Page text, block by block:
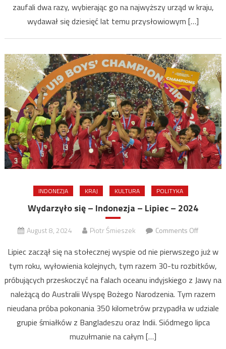
…
Joko
Widodo.
zaufali dwa razy, wybierając go na najwyższy urząd w kraju,
wydawał się dziesięć lat temu przysłowiowym […]
INDONEZJA KRAJ KULTURA POLITYKA
Wydarzyło się – Indonezja – Lipiec – 2024
August 8, 2024 Piotr Śmieszek Comments Offon
się
–
–
Lipiec
Lipiec zaczął się na stołecznej wyspie od nie pierwszego już w
tym roku, wyłowienia kolejnych, tym razem 30-tu rozbitków,
próbujących przeskoczyć na falach oceanu indyjskiego z Jawy na
należącą do Australii Wyspę Bożego Narodzenia. Tym razem
nieudana próba pokonania 350 kilometrów przypadła w udziale
grupie śmiałków z Bangladeszu oraz Indii. Siódmego lipca
muzułmanie na całym […]